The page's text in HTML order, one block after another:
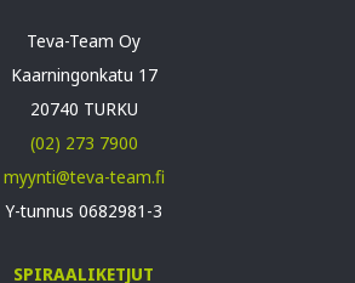
Teva-Team Oy
Kaarningonkatu 17
20740 TURKU
(02) 273 7900
myynti@teva-team.fi
Y-tunnus 0682981-3
SPIRAALIKETJUT